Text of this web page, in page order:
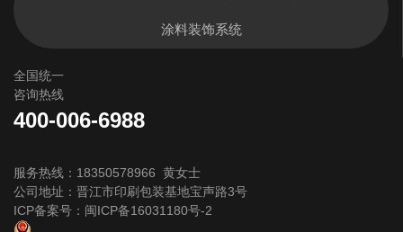
涂料装饰系统
全国统一
咨询热线
400-006-6988
服务热线：18350578966 黄女士
公司地址：晋江市印刷包装基地宝声路3号
ICP备案号： 闽ICP备16031180号-2